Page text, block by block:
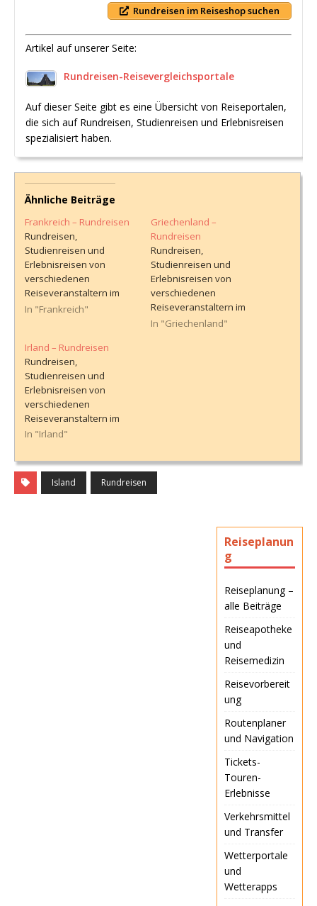
Rundreisen im Reiseshop suchen
Artikel auf unserer Seite:
Rundreisen-Reisevergleichsportale
Auf dieser Seite gibt es eine Übersicht von Reiseportalen,
die sich auf Rundreisen, Studienreisen und Erlebnisreisen
spezialisiert haben.
Ähnliche Beiträge
Frankreich – Rundreisen
Rundreisen,
Studienreisen und
Erlebnisreisen von
verschiedenen
Reiseveranstaltern im
Vergleich, mit
Reiseverlauf. Hinweise
zur Buchung finden sich
am Ende dieser Seite.
In "Frankreich"
Griechenland –
Rundreisen
Rundreisen,
Studienreisen und
Erlebnisreisen von
verschiedenen
Reiseveranstaltern im
Vergleich, mit
In "Griechenland"
Irland – Rundreisen
Rundreisen,
Studienreisen und
Erlebnisreisen von
verschiedenen
Reiseveranstaltern im
Vergleich, mit
Informationen über den
Reiseverlauf. Hinweise
zur Buchung finden sich
In "Irland"
Island Rundreisen
Reiseplanun
g
Reiseplanung –
alle Beiträge
Reiseapotheke
und
Reisemedizin
Reisevorbereit
ung
Routenplaner
und Navigation
Tickets-
Touren-
Erlebnisse
Verkehrsmittel
und Transfer
Wetterportale
und
Wetterapps